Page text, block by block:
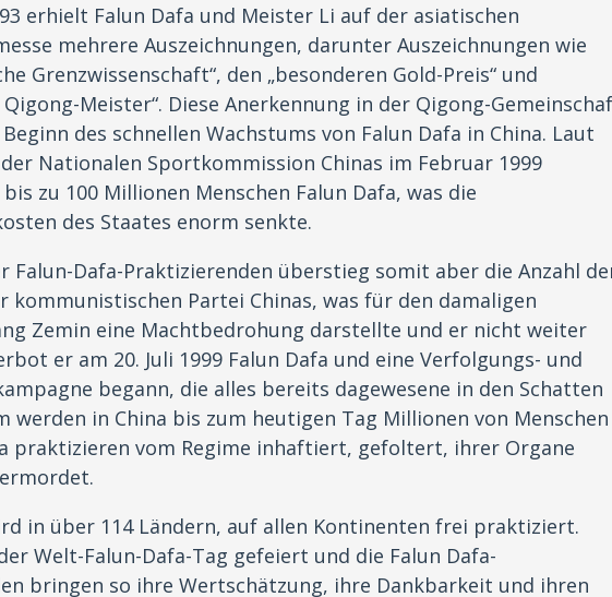
erhielt Falun Dafa und Meister Li auf der asiatischen
mehrere Auszeichnungen, darunter Auszeichnungen wie
Grenzwissenschaft“, den „besonderen Gold-Preis“ und
Meister“. Diese Anerkennung in der Qigong-
des schnellen Wachstums von Falun Dafa in China. Laut
Nationalen Sportkommission Chinas im Februar 1999
zu 100 Millionen Menschen Falun Dafa, was die
des Staates enorm senkte.
Falun-Dafa-Praktizierenden überstieg somit aber die Anzahl
kommunistischen Partei Chinas, was für den damaligen
Zemin eine Machtbedrohung darstellte und er nicht weiter
er am 20. Juli 1999 Falun Dafa und eine Verfolgungs- und
begann, die alles bereits dagewesene in den Schatten
werden in China bis zum heutigen Tag Millionen von Menschen
praktizieren vom Regime inhaftiert, gefoltert, ihrer Organe
in über 114 Ländern, auf allen Kontinenten frei praktiziert.
Welt-Falun-Dafa-Tag gefeiert und die Falun Dafa-
bringen so ihre Wertschätzung, ihre Dankbarkeit und ihren